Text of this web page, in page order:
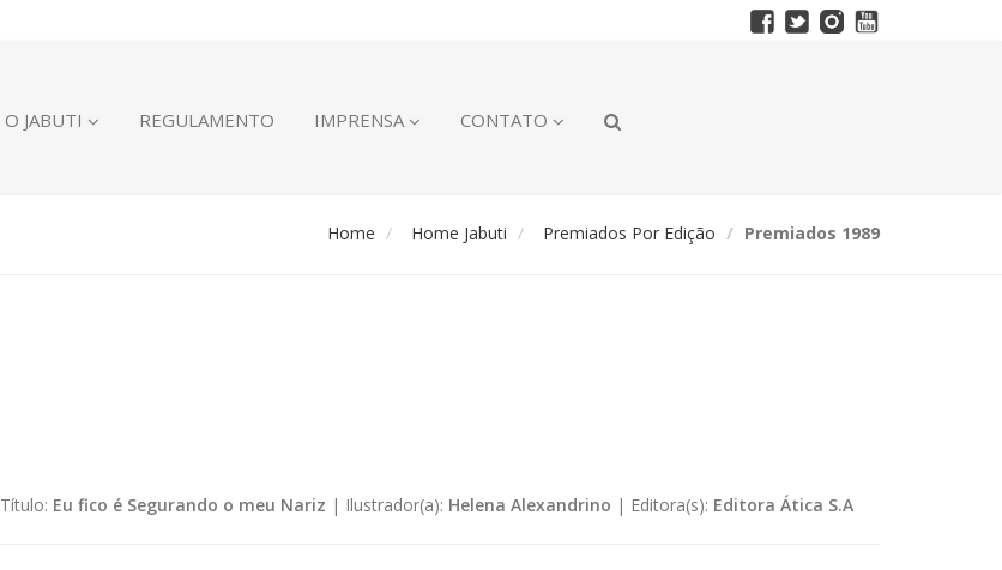
O JABUTI REGULAMENTO IMPRENSA CONTATO
Home Home Jabuti Premiados Por Edição Premiados 1989
Título: Eu fico é Segurando o meu Nariz | Ilustrador(a): Helena Alexandrino | Editora(s): Editora Ática S.A